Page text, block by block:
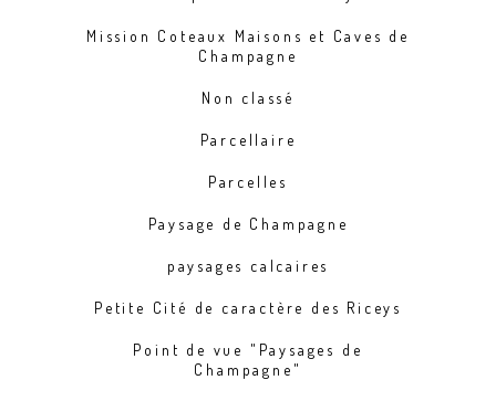
Mission Coteaux Maisons et Caves de
Champagne
Non classé
Parcellaire
Parcelles
Paysage de Champagne
paysages calcaires
Petite Cité de caractère des Riceys
Point de vue "Paysages de
Champagne"